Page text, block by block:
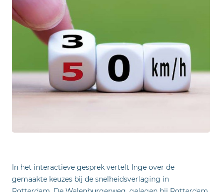
In het interactieve gesprek vertelt Inge over de
gemaakte keuzes bij de snelheidsverlaging in